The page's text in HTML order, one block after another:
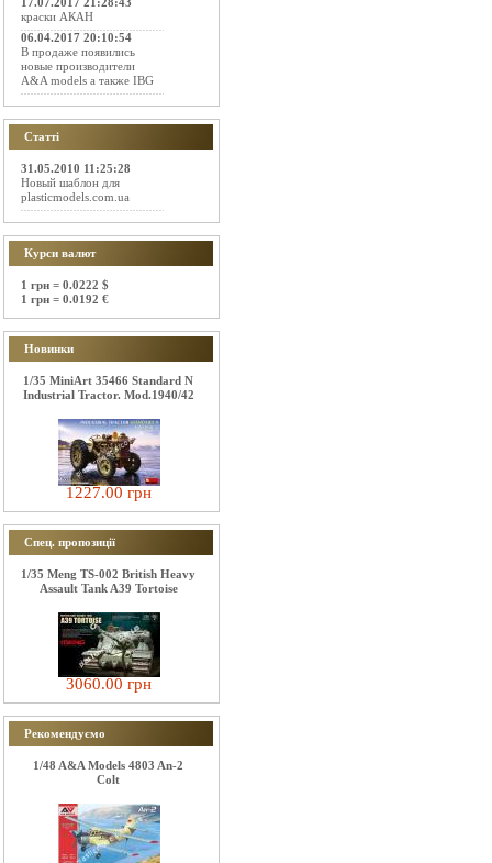
краски АКАН
06.04.2017 20:10:54
В продаже появились
новые производители
A&A models а также IBG
Статті
31.05.2010 11:25:28
Новый шаблон для
plasticmodels.com.ua
Курси валют
1 грн = 0.0222 $
1 грн = 0.0192 €
Новинки
1/35 MiniArt 35466 Standard N
Industrial Tractor. Mod.1940/42
1227.00 грн
Спец. пропозиції
1/35 Meng TS-002 British Heavy
Assault Tank A39 Tortoise
3060.00 грн
Рекомендуємо
1/48 A&A Models 4803 An-2
Colt